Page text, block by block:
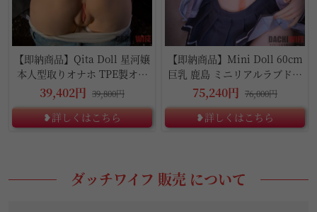
【即納商品】Qita Doll 星河嬢
本人型取りオナホ TPE製オナ
ホール
39,402円 39,800円
❥詳しくはこちら
【即納商品】Mini Doll 60cm
巨乳 鹿島 ミニリアルラブドー
ル
75,240円 76,000円
❥詳しくはこちら
ダッチワイフ 販売 について